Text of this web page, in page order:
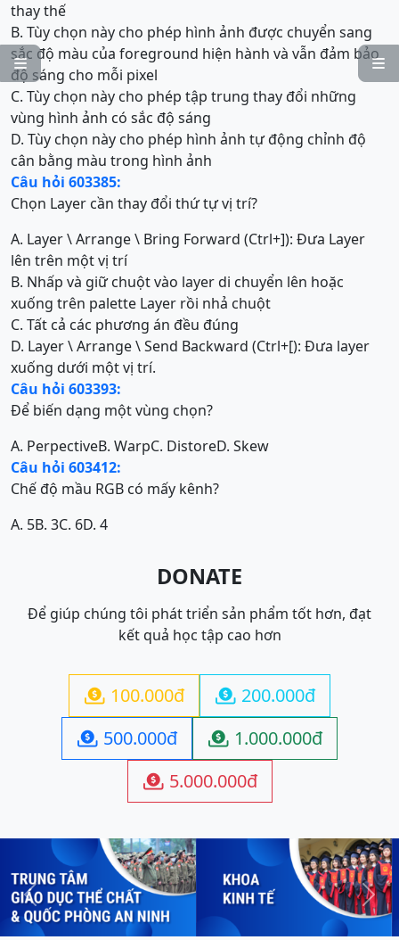


thay thế
B. Tùy chọn này cho phép hình ảnh được chuyển sang
sắc độ màu của foreground hiện hành và vẫn đảm bảo
độ sáng cho mỗi pixel
C. Tùy chọn này cho phép tập trung thay đổi những
vùng hình ảnh có sắc độ sáng
D. Tùy chọn này cho phép hình ảnh tự động chỉnh độ
cân bằng màu trong hình ảnh
Câu hỏi 603385:
Chọn Layer cần thay đổi thứ tự vị trí?
A. Layer \ Arrange \ Bring Forward (Ctrl+]): Đưa Layer
lên trên một vị trí
B. Nhấp và giữ chuột vào layer di chuyển lên hoặc
xuống trên palette Layer rồi nhả chuột
C. Tất cả các phương án đều đúng
D. Layer \ Arrange \ Send Backward (Ctrl+[): Đưa layer
xuống dưới một vị trí.
Câu hỏi 603393:
Để biến dạng một vùng chọn?
A. PerpectiveB. WarpC. DistoreD. Skew
Câu hỏi 603412:
Chế độ mầu RGB có mấy kênh?
A. 5B. 3C. 6D. 4
DONATE
Để giúp chúng tôi phát triển sản phẩm tốt hơn, đạt
kết quả học tập cao hơn
 100.000đ  200.000đ
 500.000đ  1.000.000đ
 5.000.000đ
Previous Next